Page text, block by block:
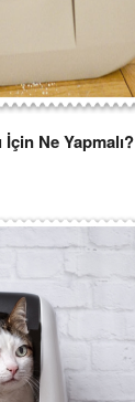
Ne Yapmalı?